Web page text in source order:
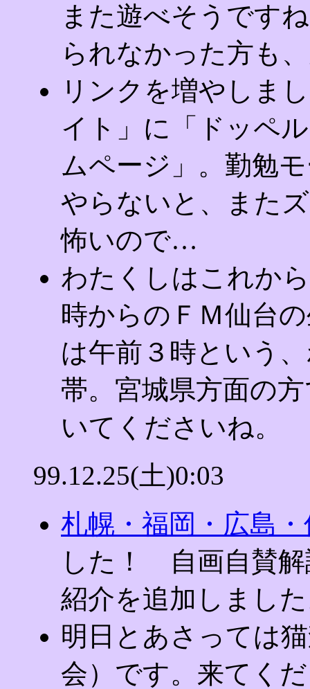
また遊べそうです
られなかった方も
リンクを増やしま
イト」に「ドッペ
ムページ」。勤勉
やらないと、また
怖いので…
わたくしはこれか
時からのＦＭ仙台
は午前３時という
帯。宮城県方面の
いてくださいね。
99.12.25(土)0:03
札幌・福岡・広島
した！ 自画自賛解
紹介を追加しまし
明日とあさっては
会）です。来てく